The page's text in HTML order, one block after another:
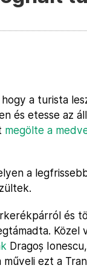
a turista
és etesse az
megölte a
a
és
Közel
Dragoș
ezt a